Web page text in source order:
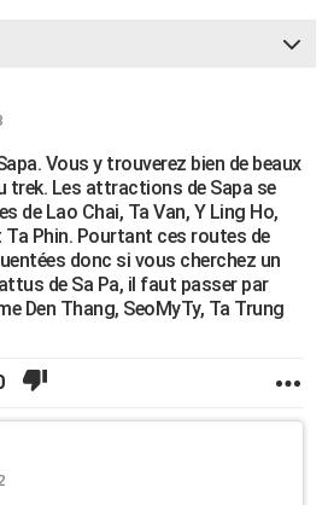
Vous y trouverez bien de beaux
trek. Les attractions de Sapa se
de Lao Chai, Ta Van, Y Ling Ho,
Ta Phin. Pourtant ces routes de
donc si vous cherchez un
de Sa Pa, il faut passer par
Den Thang, SeoMyTy, Ta Trung